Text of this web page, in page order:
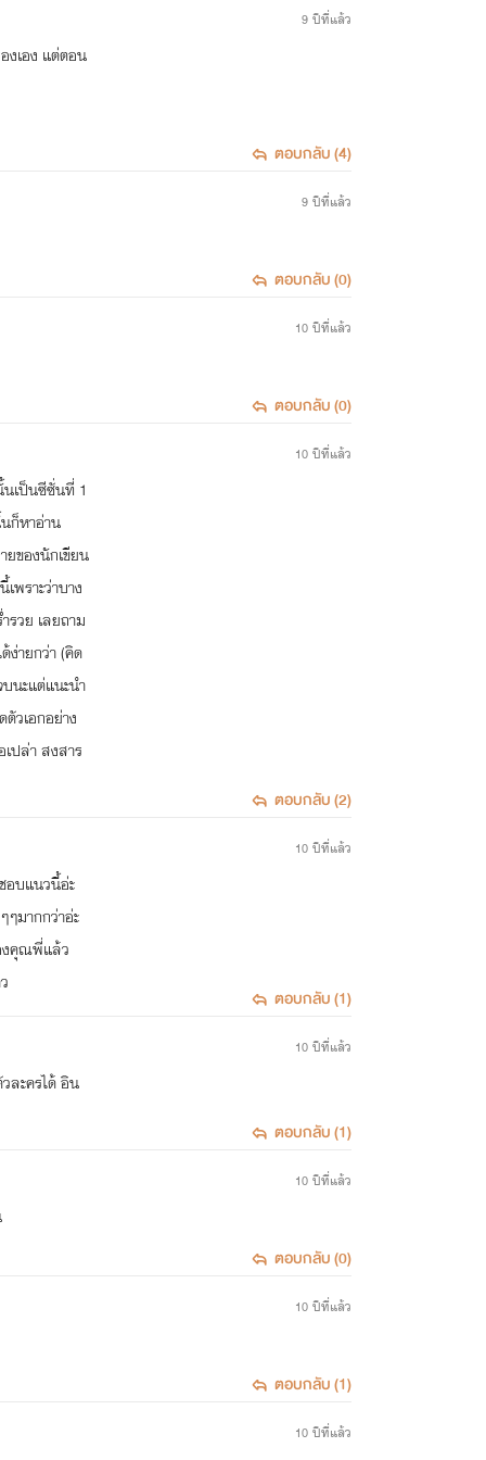
งเอง แต่ตอน
9 ปีที่แล้ว
ตอบกลับ (4)
9 ปีที่แล้ว
ตอบกลับ (0)
10 ปีที่แล้ว
ตอบกลับ (0)
เป็นซีซั่นที่ 1
ก็หาอ่าน
ยของนักเขียน
พราะว่าบาง
รวย เลยถาม
ง่ายกว่า (คิด
นะแต่แนะนำ
วเอกอย่าง
ปล่า สงสาร
10 ปีที่แล้ว
ตอบกลับ (2)
อบแนวนี้อ่ะ
มากกว่าอ่ะ
งคุณพี่แล้ว
10 ปีที่แล้ว
ตอบกลับ (1)
ละครได้ อิน
10 ปีที่แล้ว
ตอบกลับ (1)
10 ปีที่แล้ว
ตอบกลับ (0)
10 ปีที่แล้ว
ตอบกลับ (1)
10 ปีที่แล้ว